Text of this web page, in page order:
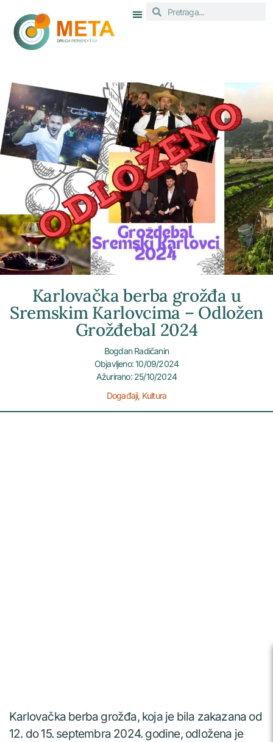
Karlovačka berba grožđa u
Sremskim Karlovcima – Odložen
Grožđebal 2024
Bogdan Radičanin
Objavljeno: 10/09/2024
Ažurirano: 25/10/2024
Događaji, Kultura
Karlovačka berba grožđa, koja je bila zakazana od
12. do 15. septembra 2024. godine, odložena je